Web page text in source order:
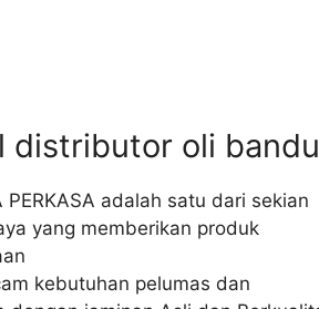
distributor oli
adalah satu dari sekian
yang memberikan produk
kebutuhan pelumas dan